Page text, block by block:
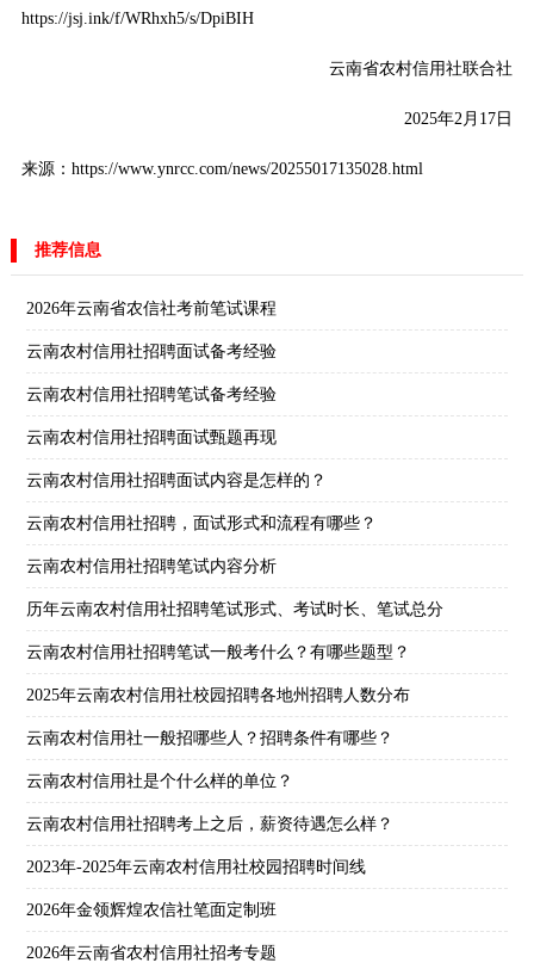
https://jsj.ink/f/WRhxh5/s/DpiBIH
云南省农村信用社联合社
2025年2月17日
来源：https://www.ynrcc.com/news/20255017135028.html
推荐信息
2026年云南省农信社考前笔试课程
云南农村信用社招聘面试备考经验
云南农村信用社招聘笔试备考经验
云南农村信用社招聘面试甄题再现
云南农村信用社招聘面试内容是怎样的？
云南农村信用社招聘，面试形式和流程有哪些？
云南农村信用社招聘笔试内容分析
历年云南农村信用社招聘笔试形式、考试时长、笔试总分
云南农村信用社招聘笔试一般考什么？有哪些题型？
2025年云南农村信用社校园招聘各地州招聘人数分布
云南农村信用社一般招哪些人？招聘条件有哪些？
云南农村信用社是个什么样的单位？
云南农村信用社招聘考上之后，薪资待遇怎么样？
2023年-2025年云南农村信用社校园招聘时间线
2026年金领辉煌农信社笔面定制班
2026年云南省农村信用社招考专题